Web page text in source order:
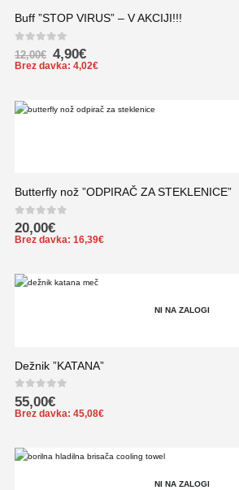
Buff ”STOP VIRUS” – V AKCIJI!!!
0 out of 5
12,00€ 4,90€
Brez davka: 4,02€
Butterfly nož ”ODPIRAČ ZA STEKLENICE”
0out of 5
20,00€
Brez davka: 16,39€
NI NA ZALOGI
Dežnik ”KATANA”
0out of 5
55,00€
Brez davka: 45,08€
NI NA ZALOGI